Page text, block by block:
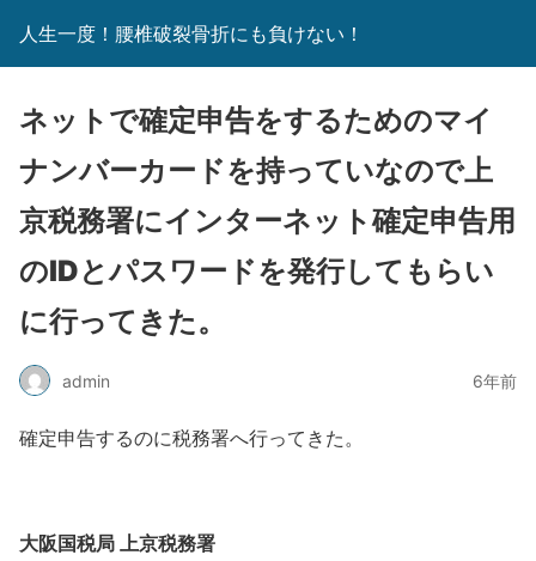
人生一度！腰椎破裂骨折にも負けない！
ネットで確定申告をするためのマイ
ナンバーカードを持っていなので上
京税務署にインターネット確定申告用
のIDとパスワードを発行してもらい
に行ってきた。
admin 6年前
確定申告するのに税務署へ行ってきた。
大阪国税局 上京税務署